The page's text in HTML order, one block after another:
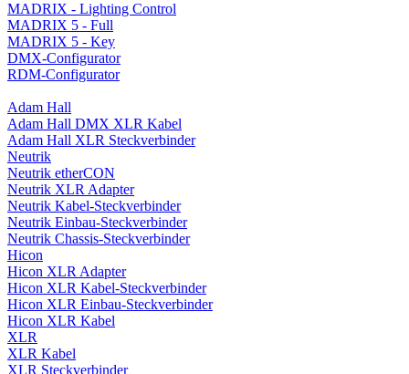
MADRIX - Lighting Control
MADRIX 5 - Full
MADRIX 5 - Key
DMX-Configurator
RDM-Configurator
Adam Hall
Adam Hall DMX XLR Kabel
Adam Hall XLR Steckverbinder
Neutrik
Neutrik etherCON
Neutrik XLR Adapter
Neutrik Kabel-Steckverbinder
Neutrik Einbau-Steckverbinder
Neutrik Chassis-Steckverbinder
Hicon
Hicon XLR Adapter
Hicon XLR Kabel-Steckverbinder
Hicon XLR Einbau-Steckverbinder
Hicon XLR Kabel
XLR
XLR Kabel
XLR Steckverbinder